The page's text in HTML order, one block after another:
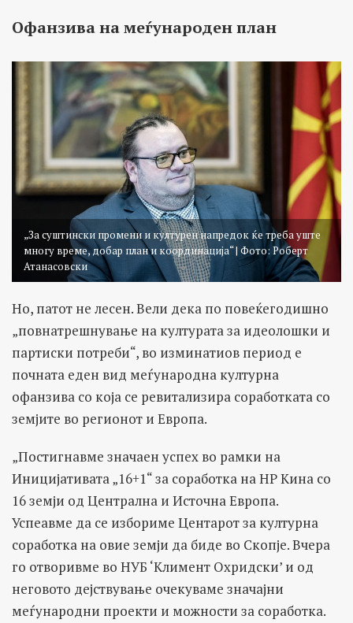
Офанзива на меѓународен план
„За суштински промени и културен напредок ќе треба уште
многу време, добар план и координација“ | Фото: Роберт
Атанасовски
Но, патот не лесен. Вели дека по повеќегодишно
„повнатрешнување на културата за идеолошки и
партиски потреби“, во изминатиов период е
почната еден вид меѓународна културна
офанзива со која се ревитализира соработката со
земјите во регионот и Европа.
„Постигнавме значаен успех во рамки на
Иницијативата „16+1“ за соработка на НР Кина со
16 земји од Централна и Источна Европа.
Успеавме да се избориме Центарот за културна
соработка на овие земји да биде во Скопје. Вчера
го отворивме во НУБ ‘Климент Охридски’ и од
неговото дејствување очекуваме значајни
меѓународни проекти и можности за соработка.